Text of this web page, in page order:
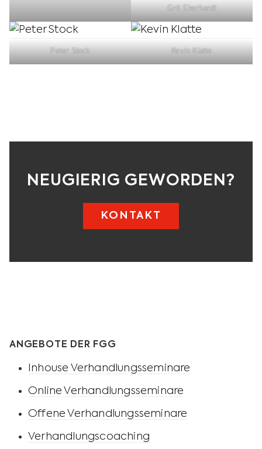
Grit Eberhardt
Peter Stock Kevin Klatte
NEUGIERIG GEWORDEN?
KONTAKT
ANGEBOTE DER FGG
Inhouse Verhandlungsseminare
Online Verhandlungsseminare
Offene Verhandlungsseminare
Verhandlungscoaching